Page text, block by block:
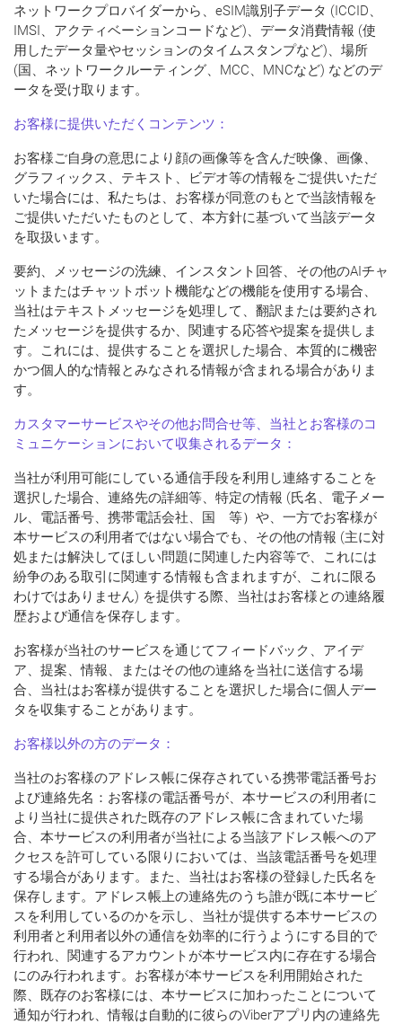
ネットワークプロバイダーから、eSIM識別子データ (ICCID、
IMSI、アクティベーションコードなど)、データ消費情報 (使
用したデータ量やセッションのタイムスタンプなど)、場所
(国、ネットワークルーティング、MCC、MNCなど) などのデ
ータを受け取ります。
お客様に提供いただくコンテンツ：
お客様ご自身の意思により顔の画像等を含んだ映像、画像、
グラフィックス、テキスト、ビデオ等の情報をご提供いただ
いた場合には、私たちは、お客様が同意のもとで当該情報を
ご提供いただいたものとして、本方針に基づいて当該データ
を取扱います。
要約、メッセージの洗練、インスタント回答、その他のAIチャ
ットまたはチャットボット機能などの機能を使用する場合、
当社はテキストメッセージを処理して、翻訳または要約され
たメッセージを提供するか、関連する応答や提案を提供しま
す。これには、提供することを選択した場合、本質的に機密
かつ個人的な情報とみなされる情報が含まれる場合がありま
す。
カスタマーサービスやその他お問合せ等、当社とお客様のコ
ミュニケーションにおいて収集されるデータ：
当社が利用可能にしている通信手段を利用し連絡することを
選択した場合、連絡先の詳細等、特定の情報 (氏名、電子メー
ル、電話番号、携帯電話会社、国 等）や、一方でお客様が
本サービスの利用者ではない場合でも、その他の情報 (主に対
処または解決してほしい問題に関連した内容等で、これには
紛争のある取引に関連する情報も含まれますが、これに限る
わけではありません) を提供する際、当社はお客様との連絡履
歴および通信を保存します。
お客様が当社のサービスを通じてフィードバック、アイデ
ア、提案、情報、またはその他の連絡を当社に送信する場
合、当社はお客様が提供することを選択した場合に個人デー
タを収集することがあります。
お客様以外の方のデータ：
当社のお客様のアドレス帳に保存されている携帯電話番号お
よび連絡先名：お客様の電話番号が、本サービスの利用者に
より当社に提供された既存のアドレス帳に含まれていた場
合、本サービスの利用者が当社による当該アドレス帳へのア
クセスを許可している限りにおいては、当該電話番号を処理
する場合があります。また、当社はお客様の登録した氏名を
保存します。アドレス帳上の連絡先のうち誰が既に本サービ
スを利用しているのかを示し、当社が提供する本サービスの
利用者と利用者以外の通信を効率的に行うようにする目的で
行われ、関連するアカウントが本サービス内に存在する場合
にのみ行われます。お客様が本サービスを利用開始された
際、既存のお客様には、本サービスに加わったことについて
通知が行われ、情報は自動的に彼らのViberアプリ内の連絡先